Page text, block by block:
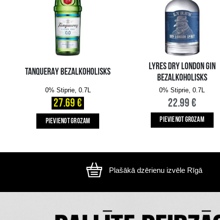
Attēls ir ilustratīvs, preces izskats var
CITI MŪSU KLIENTI IZVĒLAS